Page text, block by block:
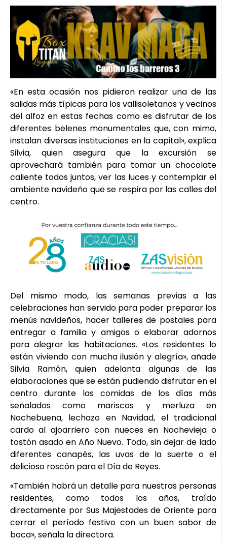
«En esta ocasión nos pidieron realizar una de las
salidas más típicas para los vallisoletanos y vecinos
del alfoz en estas fechas como es disfrutar de los
diferentes belenes monumentales que, con mimo,
instalan diversas instituciones en la capital», explica
Silvia, quien asegura que la excursión se
aprovechará también para tomar un chocolate
caliente todos juntos, ver las luces y contemplar el
ambiente navideño que se respira por las calles del
centro.
Del mismo modo, las semanas previas a las
celebraciones han servido para poder preparar los
menús navideños, hacer talleres de postales para
entregar a familia y amigos o elaborar adornos
para alegrar las habitaciones. «Los residentes lo
están viviendo con mucha ilusión y alegría», añade
Silvia Ramón, quien adelanta algunas de las
elaboraciones que se están pudiendo disfrutar en el
centro durante las comidas de los días más
señalados como mariscos y merluza en
Nochebuena, lechazo en Navidad, el tradicional
cardo al ajoarriero con nueces en Nochevieja o
tostón asado en Año Nuevo. Todo, sin dejar de lado
diferentes canapés, las uvas de la suerte o el
delicioso roscón para el Día de Reyes.
«También habrá un detalle para nuestras personas
residentes, como todos los años, traído
directamente por Sus Majestades de Oriente para
cerrar el período festivo con un buen sabor de
boca», señala la directora.